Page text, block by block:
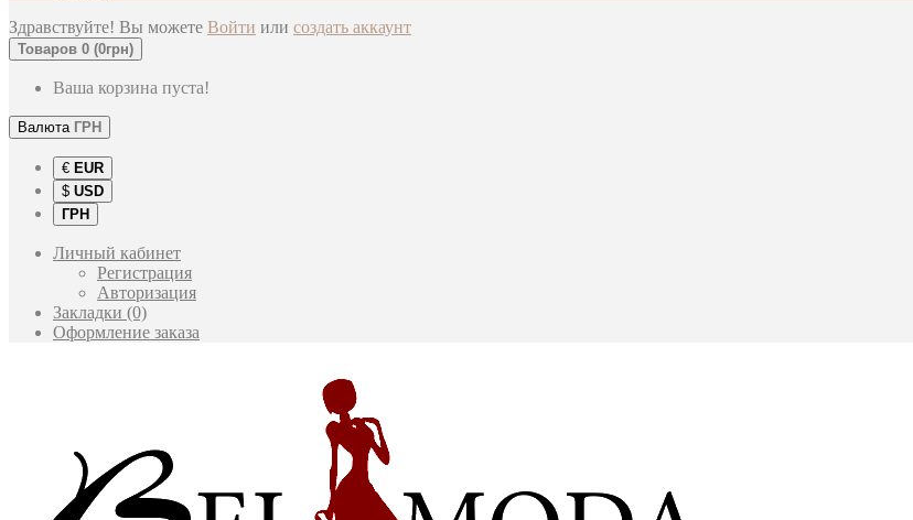
Здравствуйте! Вы можете Войти или создать аккаунт
Товаров 0 (0грн)
Ваша корзина пуста!
Валюта ГРН
€ EUR
$ USD
ГРН
Личный кабинет
Регистрация
Авторизация
Закладки (0)
Оформление заказа